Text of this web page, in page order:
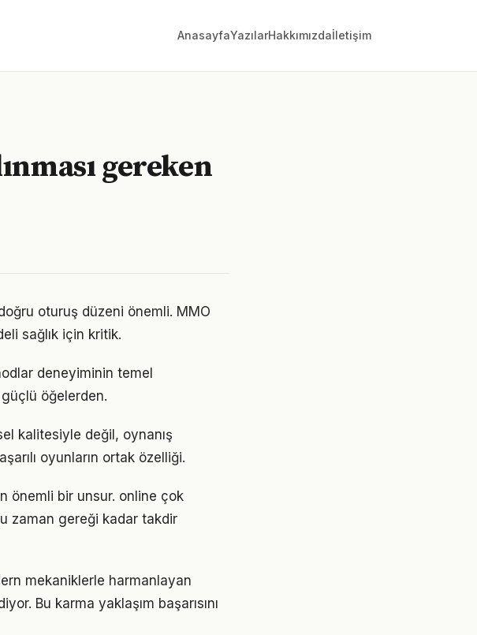
AnasayfaYazılarHakkımızdaİletişim
gereken
oturuş düzeni önemli. MMO
sağlık için kritik.
deneyiminin temel
öğelerden.
kalitesiyle değil, oynanış
oyunların ortak özelliği.
önemli bir unsur. online çok
zaman gereği kadar takdir
mekaniklerle harmanlayan
Bu karma yaklaşım başarısını